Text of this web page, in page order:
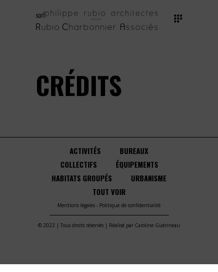
CRÉDITS
ACTIVITÉS
BUREAUX
COLLECTIFS
ÉQUIPEMENTS
HABITATS GROUPÉS
URBANISME
TOUT VOIR
Mentions légales - Politique de confidentialité
© 2023 | Tous droits réservés | Réalisé par Caroline Guérineau